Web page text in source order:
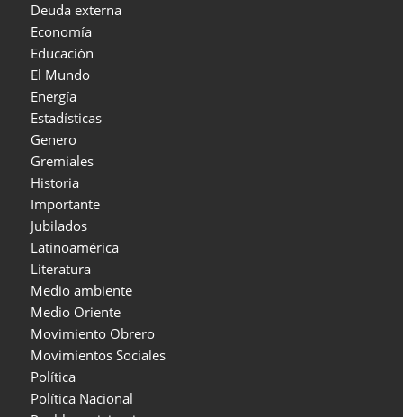
Deuda externa
Economía
Educación
El Mundo
Energía
Estadísticas
Genero
Gremiales
Historia
Importante
Jubilados
Latinoamérica
Literatura
Medio ambiente
Medio Oriente
Movimiento Obrero
Movimientos Sociales
Política
Política Nacional